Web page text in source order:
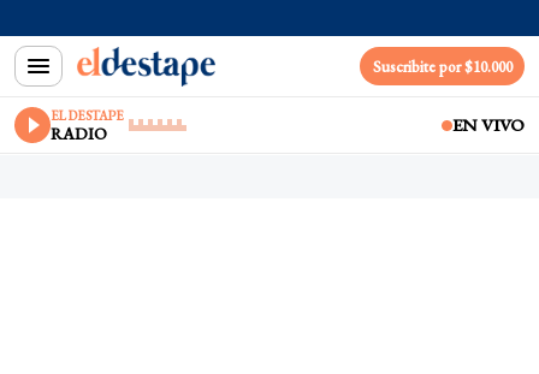
Suscribite por $10.000
EL DESTAPE
RADIO EN VIVO